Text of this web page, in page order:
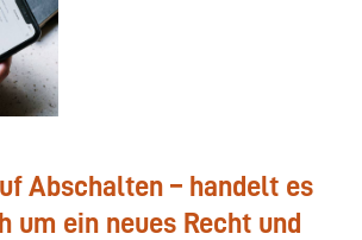
Abschalten – handelt es
ein neues Recht und